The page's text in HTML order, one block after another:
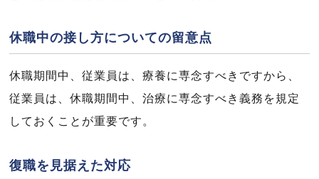
休職中の接し方についての留意点
休職期間中、従業員は、療養に専念すべきですから、
従業員は、休職期間中、治療に専念すべき義務を規定
しておくことが重要です。
復職を見据えた対応